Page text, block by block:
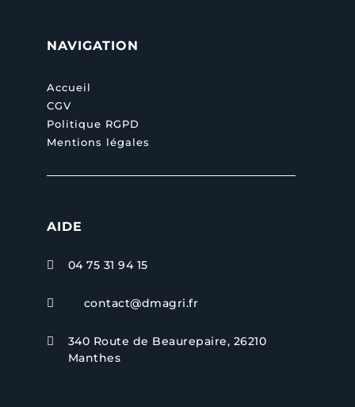
NAVIGATION
Accueil
CGV
Politique RGPD
Mentions légales
AIDE
 04 75 31 94 15
 contact@dmagri.fr

340 Route de Beaurepaire, 26210
Manthes